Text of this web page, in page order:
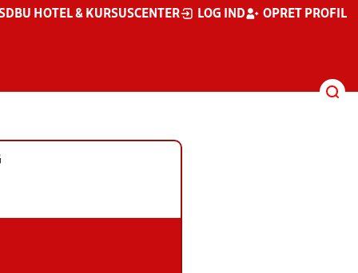
DBU HOTEL & KURSUSCENTER LOG IND OPRET PROFIL